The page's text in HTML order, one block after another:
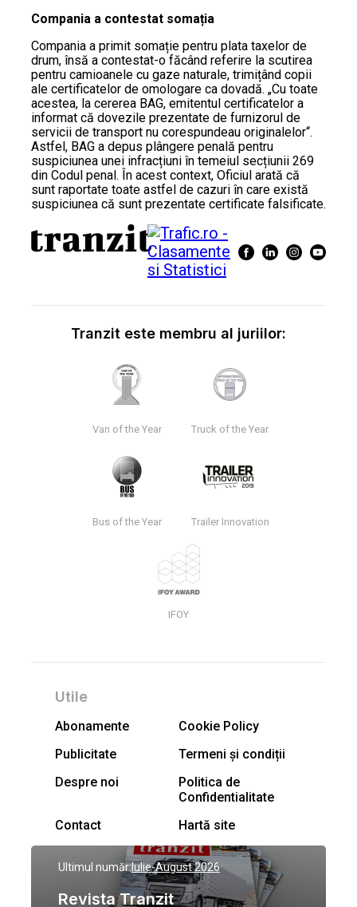
Compania a contestat somația
Compania a primit somație pentru plata taxelor de
drum, însă a contestat-o făcând referire la scutirea
pentru camioanele cu gaze naturale, trimițând copii
ale certificatelor de omologare ca dovadă. „Cu toate
acestea, la cererea BAG, emitentul certificatelor a
informat că dovezile prezentate de furnizorul de
servicii de transport nu corespundeau originalelor“.
Astfel, BAG a depus plângere penală pentru
suspiciunea unei infracțiuni în temeiul secțiunii 269
din Codul penal. În acest context, Oficiul arată că
sunt raportate toate astfel de cazuri în care există
suspiciunea că sunt prezentate certificate falsificate.
Tranzit este membru al juriilor:
Van of the Year Truck of the Year
Bus of the Year Trailer Innovation
IFOY
Utile
Abonamente
Cookie Policy
Publicitate
Termeni și condiții
Despre noi
Politica de
Confidentialitate
Contact
Hartă site
Ultimul număr:Iulie-August 2026
Revista Tranzit